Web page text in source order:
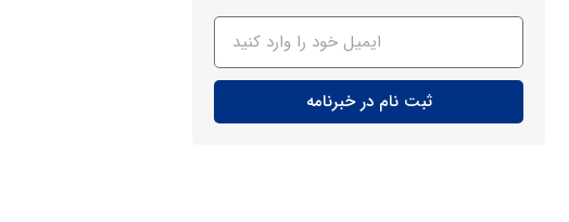
ثبت نام در خبرنامه